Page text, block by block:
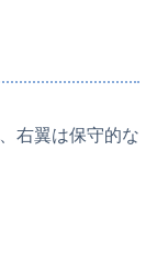
右翼は保守的な